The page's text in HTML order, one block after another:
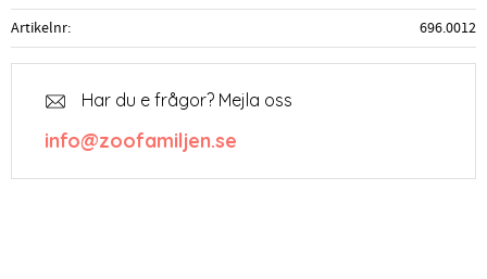
Artikelnr 696.0012
Har du e frågor? Mejla oss
info@zoofamiljen.se